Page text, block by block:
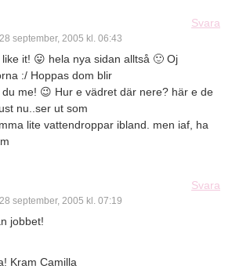
28 september, 2005 kl. 06:43
Svara
it! 😛 hela nya sidan alltså 🙂 Oj
:/ Hoppas dom blir
me! 😉 Hur e vädret där nere? här e de
nu..ser ut som
lite vattendroppar ibland. men iaf, ha
28 september, 2005 kl. 07:19
Svara
jobbet!
Kram Camilla